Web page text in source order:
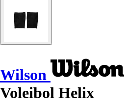
Wilson
Voleibol Helix